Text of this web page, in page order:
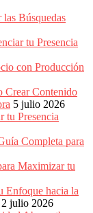
Búsquedas
tu Presencia
con Producción
Crear Contenido
5 julio 2026
tu Presencia
Completa para
Maximizar tu
Enfoque hacia la
2 julio 2026